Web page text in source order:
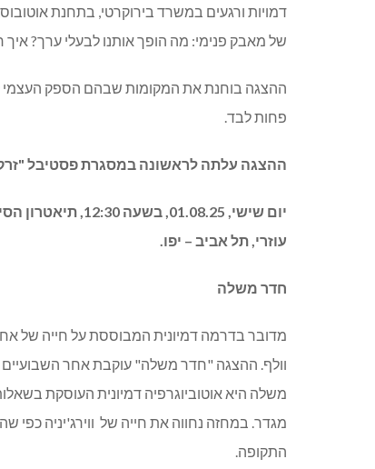
דמויות ורגעים במשרד בירוקרטי, בתחנת
של מאבק פנימי: מה הופך אותנו לבעלי ערך? איך
ההצגה בוחנת את המקומות שבהם הספק העצמי
פחות לבד.
ההצגה עלתה לראשונה במסגרת פסטיבל "זרקור
יום שישי,
עוזרי, תל אביב – יפו.
חדר משלה
מדובר בדרמה דמיונית המבוססת על חייה של
וולף. ההצגה "חדר משלה" עוקבת אחר
משלה היא אוטוביוגרפיה דמיונית העוסקת בשאלות
מגדר. במחזה נחווה את חייה של ווירג'יניה
התקופה.